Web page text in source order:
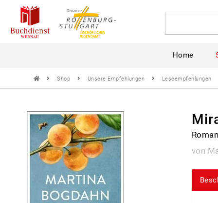
Home
Shop Unsere Empfehlungen Leseempfehlungen
Roman
von